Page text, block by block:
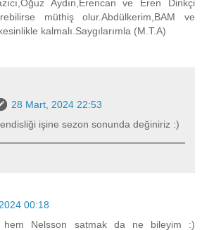
Aydın,Erencan ve Eren Dinkçi
müthiş olur.Abdülkerim,BAM ve
kalmalı.Saygılarımla (M.T.A)
28 Mart, 2024 22:53
işine sezon sonunda değiniriz :)
00:18
hem Nelsson satmak da ne bileyim :)